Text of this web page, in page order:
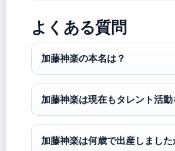
よくある質問
加藤神楽の本名は？
加藤神楽は現在もタレント活
加藤神楽は何歳で出産しました